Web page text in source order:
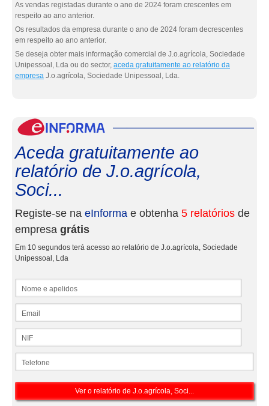
As vendas registadas durante o ano de 2024 foram crescentes em
respeito ao ano anterior.
Os resultados da empresa durante o ano de 2024 foram decrescentes
em respeito ao ano anterior.
Se deseja obter mais informação comercial de J.o.agrícola, Sociedade
Unipessoal, Lda ou do sector, aceda gratuitamente ao relatório da
empresa J.o.agrícola, Sociedade Unipessoal, Lda.
Aceda gratuitamente ao
relatório de J.o.agrícola,
Soci...
Registe-se na eInforma e obtenha 5 relatórios de
empresa grátis
Em 10 segundos terá acesso ao relatório de J.o.agrícola, Sociedade
Unipessoal, Lda